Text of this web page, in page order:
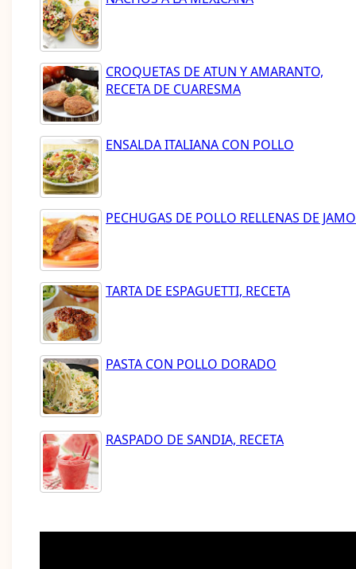
CROQUETAS DE ATUN Y AMARANTO,
RECETA DE CUARESMA
ENSALDA ITALIANA CON POLLO
PECHUGAS DE POLLO RELLENAS DE
TARTA DE ESPAGUETTI, RECETA
PASTA CON POLLO DORADO
RASPADO DE SANDIA, RECETA